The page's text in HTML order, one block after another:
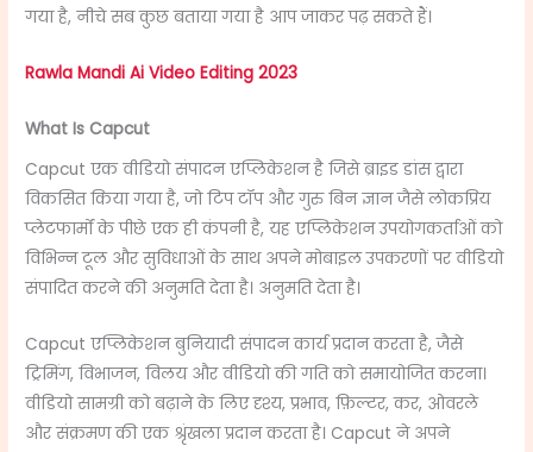
गया है, नीचे सब कुछ बताया गया है आप जाकर पढ़ सकते हैं।
Rawla Mandi Ai Video Editing 2023
What Is Capcut
Capcut एक वीडियो संपादन एप्लिकेशन है जिसे ब्राइड डांस द्वारा
विकसित किया गया है, जो टिप टॉप और गुरु बिन ज्ञान जैसे लोकप्रिय
प्लेटफार्मों के पीछे एक ही कंपनी है, यह एप्लिकेशन उपयोगकर्ताओं को
विभिन्न टूल और सुविधाओं के साथ अपने मोबाइल उपकरणों पर वीडियो
संपादित करने की अनुमति देता है। अनुमति देता है।
Capcut एप्लिकेशन बुनियादी संपादन कार्य प्रदान करता है, जैसे
ट्रिमिंग, विभाजन, विलय और वीडियो की गति को समायोजित करना।
वीडियो सामग्री को बढ़ाने के लिए दृश्य, प्रभाव, फ़िल्टर, कर, ओवरले
और संक्रमण की एक श्रृंखला प्रदान करता है। Capcut ने अपने